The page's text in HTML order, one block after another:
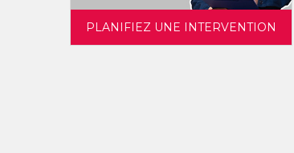
PLANIFIEZ UNE INTERVENTION